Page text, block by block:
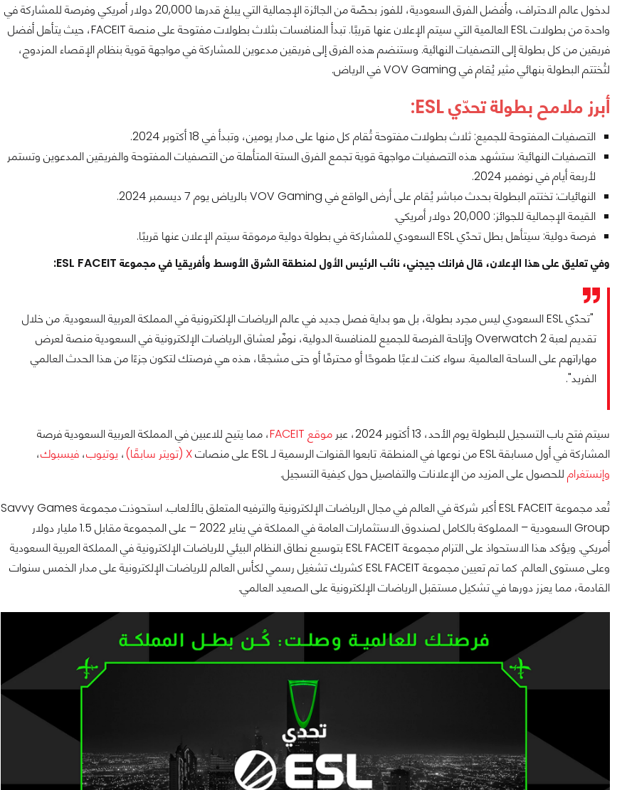
لدخول عالم الاحتراف، وأفضل الفرق السعودية، للفوز بحصّة من الجائزة الإجمالية التي يبلغ قدرها 20,000 دولار أمريكي وفرصة للمشاركة في
واحدة من بطولات ESL العالمية التي سيتم الإعلان عنها قريبًا. تبدأ المنافسات بثلاث بطولات مفتوحة على منصة FACEIT، حيث يتأهل أفضل
فريقين من كل بطولة إلى التصفيات النهائية. وستنضم هذه الفرق إلى فريقين مدعوين للمشاركة في مواجهة قوية بنظام الإقصاء المزدوج،
لتُختتم البطولة بنهائي مثير يُقام في VOV Gaming في الرياض.
أبرز ملامح بطولة تحدّي ESL:
التصفيات المفتوحة للجميع: ثلاث بطولات مفتوحة تُقام كل منها على مدار يومين، وتبدأ في 18 أكتوبر 2024.
التصفيات النهائية: ستشهد هذه التصفيات مواجهة قوية تجمع الفرق الستة المتأهلة من التصفيات المفتوحة والفريقين المدعوين وتستمر
لأربعة أيام في نوفمبر 2024.
النهائيات: تختتم البطولة بحدث مباشر يُقام على أرض الواقع في VOV Gaming بالرياض يوم 7 ديسمبر 2024.
القيمة الإجمالية للجوائز: 20,000 دولار أمريكي.
فرصة دولية: سيتأهل بطل تحدّي ESL السعودي للمشاركة في بطولة دولية مرموقة سيتم الإعلان عنها قريبًا.
وفي تعليق على هذا الإعلان، قال فرانك جيجني، نائب الرئيس الأول لمنطقة الشرق الأوسط وأفريقيا في مجموعة ESL FACEIT:
"تحدّي ESL السعودي ليس مجرد بطولة، بل هو بداية فصل جديد في عالم الرياضات الإلكترونية في المملكة العربية السعودية. من خلال
تقديم لعبة Overwatch 2 وإتاحة الفرصة للجميع للمنافسة الدولية، نوفّر لعشاق الرياضات الإلكترونية في السعودية منصة لعرض
مهاراتهم على الساحة العالمية. سواء كنت لاعبًا طموحًا أو محترفًا أو حتى مشجعًا، هذه هي فرصتك لتكون جزءًا من هذا الحدث العالمي
الفريد".
سيتم فتح باب التسجيل للبطولة يوم الأحد، 13 أكتوبر 2024، عبر موقع FACEIT
، مما يتيح للاعبين في المملكة العربية السعودية فرصة
المشاركة في أول مسابقة ESL من نوعها في المنطقة. تابعوا القنوات الرسمية لـ ESL على منصات
، يوتيوب، فيسبوك،
وإنستغرام للحصول على المزيد من الإعلانات والتفاصيل حول كيفية التسجيل.
تُعد مجموعة ESL FACEIT أكبر شركة في العالم في مجال الرياضات الإلكترونية والترفيه المتعلق بالألعاب. استحوذت مجموعة Savvy Games
Group السعودية – المملوكة بالكامل لصندوق الاستثمارات العامة في المملكة في يناير 2022 – على المجموعة مقابل 1.5 مليار دولار
أمريكي. ويؤكد هذا الاستحواذ على التزام مجموعة ESL FACEIT بتوسيع نطاق النظام البيئي للرياضات الإلكترونية في المملكة العربية السعودية
وعلى مستوى العالم. كما تم تعيين مجموعة ESL FACEIT كشريك تشغيل رسمي لكأس العالم للرياضات الإلكترونية على مدار الخمس سنوات
القادمة، مما يعزز دورها في تشكيل مستقبل الرياضات الإلكترونية على الصعيد العالمي.